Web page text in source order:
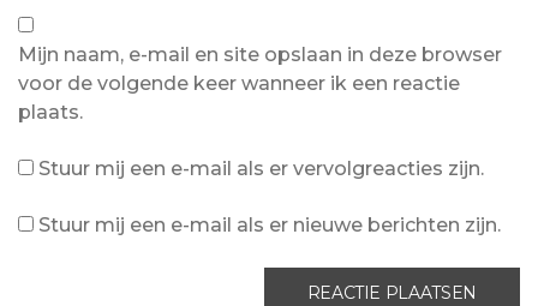
Mijn naam, e-mail en site opslaan in deze browser
voor de volgende keer wanneer ik een reactie
plaats.
Stuur mij een e-mail als er vervolgreacties zijn.
Stuur mij een e-mail als er nieuwe berichten zijn.